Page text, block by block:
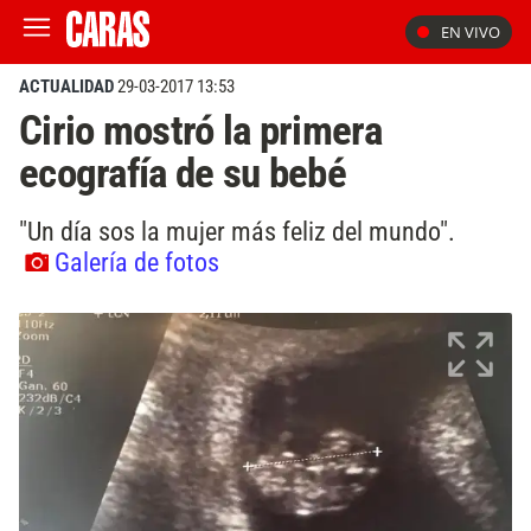
EN VIVO
ACTUALIDAD29-03-2017 13:53
Cirio mostró la primera
ecografía de su bebé
"Un día sos la mujer más feliz del mundo".
Galería de fotos